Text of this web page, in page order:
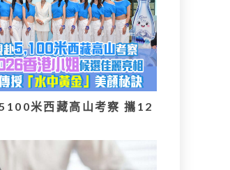
米西藏高山考察 攜12